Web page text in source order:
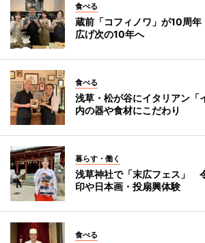
食べる
蔵前「コフィノワ」が10周
広げ次の10年へ
食べる
浅草・松が谷にイタリアン
内の器や食材にこだわり
暮らす・働く
浅草神社で「末広フェス」
印や日本画・投扇興体験
食べる